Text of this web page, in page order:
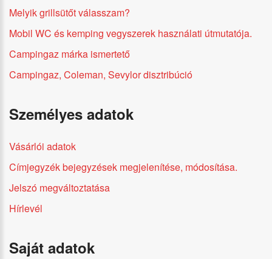
Melyik grillsütőt válasszam?
Mobil WC és kemping vegyszerek használati útmutatója.
Campingaz márka ismertető
Campingaz, Coleman, Sevylor disztribúció
Személyes adatok
Vásárlói adatok
Címjegyzék bejegyzések megjelenítése, módosítása.
Jelszó megváltoztatása
Hírlevél
Saját adatok